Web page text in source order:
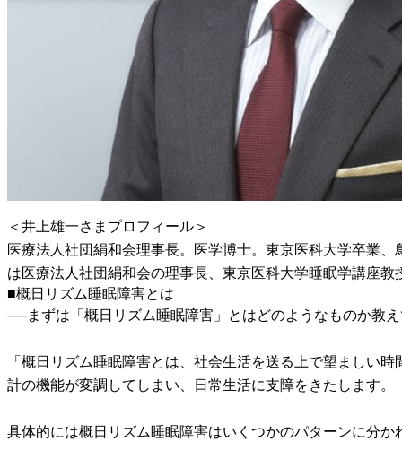
＜井上雄一さまプロフィール＞
医療法人社団絹和会理事長。医学博士。東京医科大学卒業
は医療法人社団絹和会の理事長、東京医科大学睡眠学講座
■概日リズム睡眠障害とは
──まずは「概日リズム睡眠障害」とはどのようなものか教
「概日リズム睡眠障害とは、社会生活を送る上で望ましい
計の機能が変調してしまい、日常生活に支障をきたします。
具体的には概日リズム睡眠障害はいくつかのパターンに分か